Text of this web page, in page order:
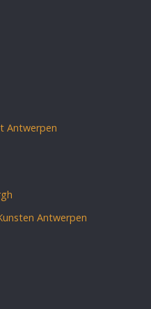
Antwerpen
Antwerpen